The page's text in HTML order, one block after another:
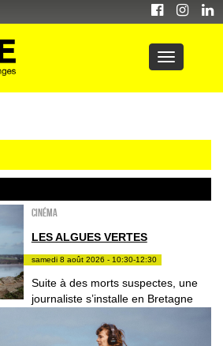
Cinéma
LES ALGUES VERTES
samedi 8 août 2026 - 10:30-12:30
Suite à des morts suspectes, une
journaliste s’installe en Bretagne